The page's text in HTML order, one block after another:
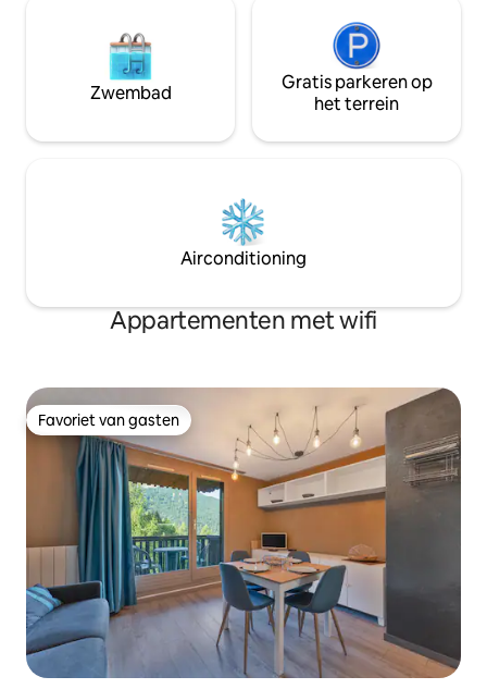
Zwembad
Gratis parkeren op
het terrein
Airconditioning
Appartementen met wifi
Favoriet van gasten
Favoriet van gasten